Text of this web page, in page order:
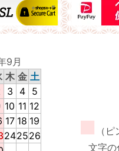
9月
木 金 土
3 4
5
10 11 12
17 18 19
242526
■
（
文字の